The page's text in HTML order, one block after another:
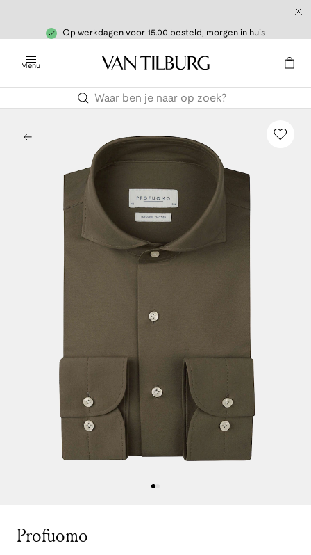
Op werkdagen voor 15.00 besteld, morgen in huis
Menu
Profuomo